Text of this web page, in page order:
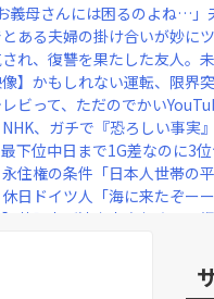
義母さんには困るのよね…」
ある夫婦の掛け合いが妙に
れ、復讐を果たした友人。
像】かもしれない運転、限界
ビって、ただのでかい
NHK、ガチで『恐ろしい事実
下位中日まで1G差なのに3
永住権の条件「日本人世帯
休日ドイツ人「海に来たぞー
】落語家が清水良太郎さんを
と日本代表・板倉滉が授かり